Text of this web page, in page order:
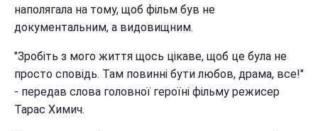
наполягала на тому, щоб фільм був не
документальним, а видовищним.
"Зробіть з мого життя щось цікаве, щоб це була не
просто сповідь. Там повинні бути любов, драма, все!"
- передав слова головної героїні фільму режисер
Тарас Химич.